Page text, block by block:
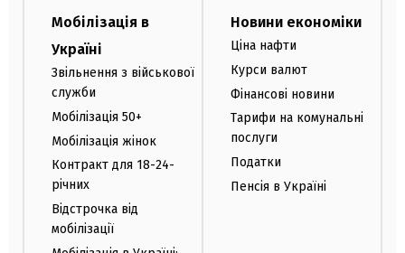
Мобілізація в
Україні
Звільнення з військової
служби
Мобілізація 50+
Мобілізація жінок
Контракт для 18-24-
річних
Відстрочка від
мобілізації
Новини економіки
Ціна нафти
Курси валют
Фінансові новини
Тарифи на комунальні
послуги
Податки
Пенсія в Україні